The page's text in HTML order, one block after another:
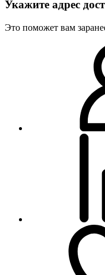
Укажите адрес
Это поможет вам